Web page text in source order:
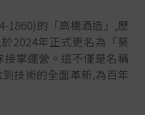
1860)的「高橋酒造」,歷
2024年正式更名為「葵
掌運營。這不僅是名稱
技術的全面革新,為百年